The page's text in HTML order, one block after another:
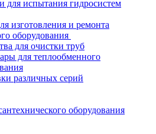
для испытания гидросистем
изготовления и ремонта
оборудования
для очистки труб
для теплообменного
различных серий
оборудования